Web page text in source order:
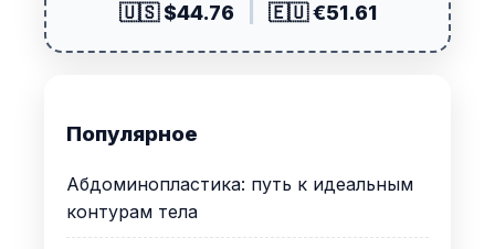
🇺🇸 $44.76 🇪🇺 €51.61
Популярное
Абдоминопластика: путь к идеальным
контурам тела